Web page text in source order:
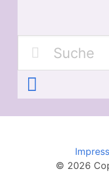
© 2026